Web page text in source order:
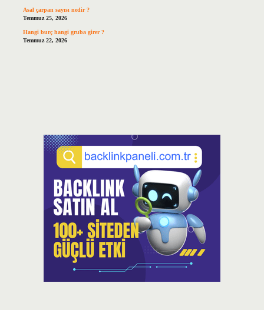
Asal çarpan sayısı nedir ?
Temmuz 25, 2026
Hangi burç hangi gruba girer ?
Temmuz 22, 2026